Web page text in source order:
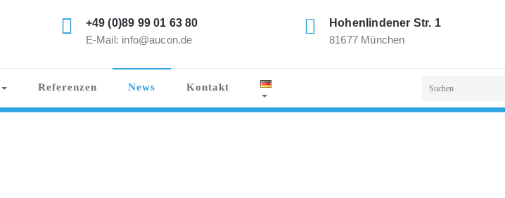
+49 (0)89 99 01 63 80
E-Mail: info@aucon.de
Hohenlindener Str. 1
81677 München
Referenzen News Kontakt